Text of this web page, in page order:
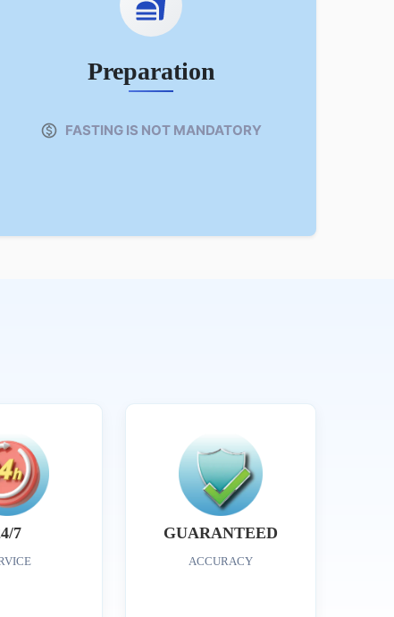
Preparation
FASTING IS NOT MANDATORY
7 GUARANTEED
ACCURACY